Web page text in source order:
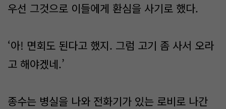
우선 그것으로 이들에게 환심을 사기로 했다.
‘아! 면회도 된다고 했지. 그럼 고기 좀 사서 오라
고 해야겠네.’
종수는 병실을 나와 전화기가 있는 로비로 나간